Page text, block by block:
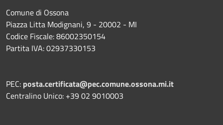
Comune di Ossona
Piazza Litta Modignani, 9 - 20002 - MI
Codice Fiscale: 86002350154
Partita IVA: 02937330153
PEC: posta.certificata@pec.comune.ossona.mi.it
Centralino Unico: +39 02 9010003